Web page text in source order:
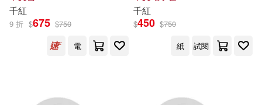
千紅
9 折 $675 $750
電
千紅
$450 $750
紙
試閱